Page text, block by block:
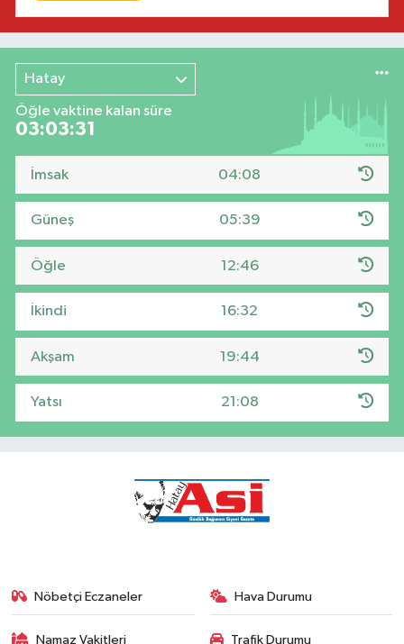
Hatay
Öğle vaktine kalan süre
03:03:31
İmsak 04:08
Güneş 05:39
Öğle 12:46
İkindi 16:32
Akşam 19:44
Yatsı 21:08
Nöbetçi Eczaneler Hava Durumu
Namaz Vakitleri Trafik Durumu